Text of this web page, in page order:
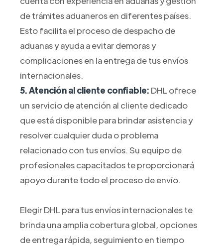
de trámites aduaneros en diferentes países.
Esto facilita el proceso de despacho de
aduanas y ayuda a evitar demoras y
complicaciones en la entrega de tus envíos
internacionales.
5. Atención al cliente confiable: DHL ofrece
un servicio de atención al cliente dedicado
que está disponible para brindar asistencia y
resolver cualquier duda o problema
relacionado con tus envíos. Su equipo de
profesionales capacitados te proporcionará
apoyo durante todo el proceso de envío.
Elegir DHL para tus envíos internacionales te
brinda una amplia cobertura global, opciones
de entrega rápida, seguimiento en tiempo